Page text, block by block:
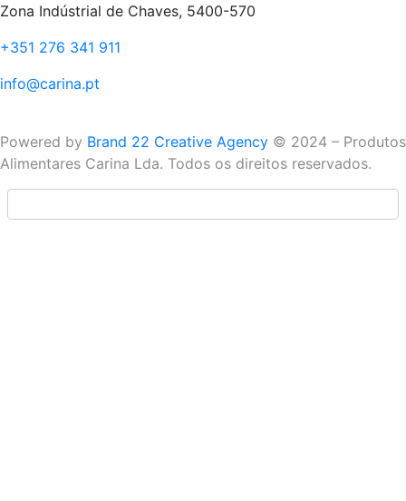
Zona Indústrial de Chaves, 5400-570
+351 276 341 911
info@carina.pt
Powered by Brand 22 Creative Agency © 2024 – Produtos
Alimentares Carina Lda. Todos os direitos reservados.